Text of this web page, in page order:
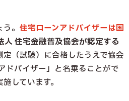
。 住宅ローンアドバイザーは国
人 住宅金融普及協会が認定する
（試験）に合格したうえで協会
ドバイザー」と名乗ることがで
しています。